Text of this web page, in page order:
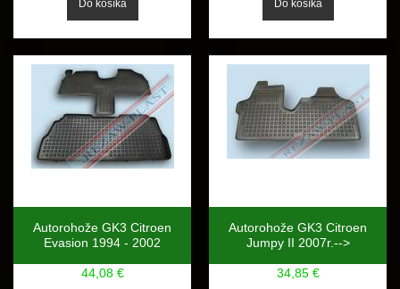
Autorohože GK3 Citroen
Evasion 1994 - 2002
44,08 €
Autorohože GK3 Citroen
Jumpy II 2007r.-->
34,85 €